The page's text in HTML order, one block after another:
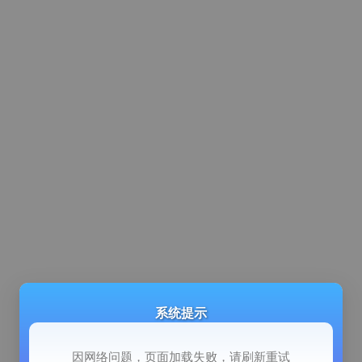
系统提示
因网络问题，页面加载失败，请刷新重试